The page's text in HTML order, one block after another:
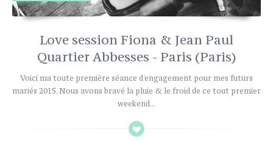
Love session Fiona & Jean Paul
Quartier Abbesses - Paris (Paris)
Voici ma toute première séance d'engagement pour mes futurs
mariés 2015. Nous avons bravé la pluie & le froid de ce tout premier
weekend...